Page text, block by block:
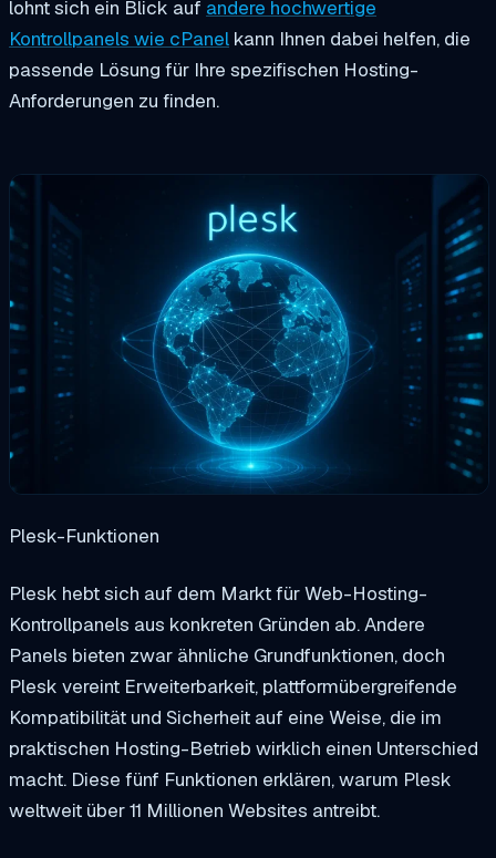
lohnt sich ein Blick auf andere hochwertige
Kontrollpanels wie cPanel kann Ihnen dabei helfen, die
passende Lösung für Ihre spezifischen Hosting-
Anforderungen zu finden.
Plesk-Funktionen
Plesk hebt sich auf dem Markt für Web-Hosting-
Kontrollpanels aus konkreten Gründen ab. Andere
Panels bieten zwar ähnliche Grundfunktionen, doch
Plesk vereint Erweiterbarkeit, plattformübergreifende
Kompatibilität und Sicherheit auf eine Weise, die im
praktischen Hosting-Betrieb wirklich einen Unterschied
macht. Diese fünf Funktionen erklären, warum Plesk
weltweit über 11 Millionen Websites antreibt.